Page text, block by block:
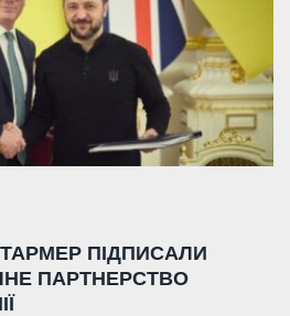
ПІДПИСАЛИ
ПАРТНЕРСТВО